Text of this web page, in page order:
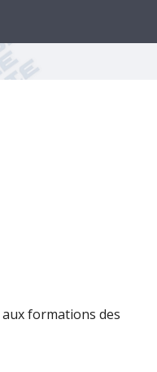
formations des